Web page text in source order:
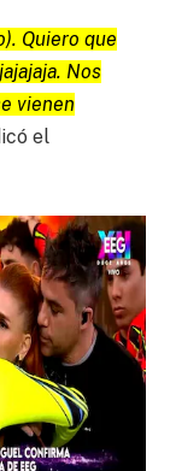
Quiero que
Nos
vienen
el